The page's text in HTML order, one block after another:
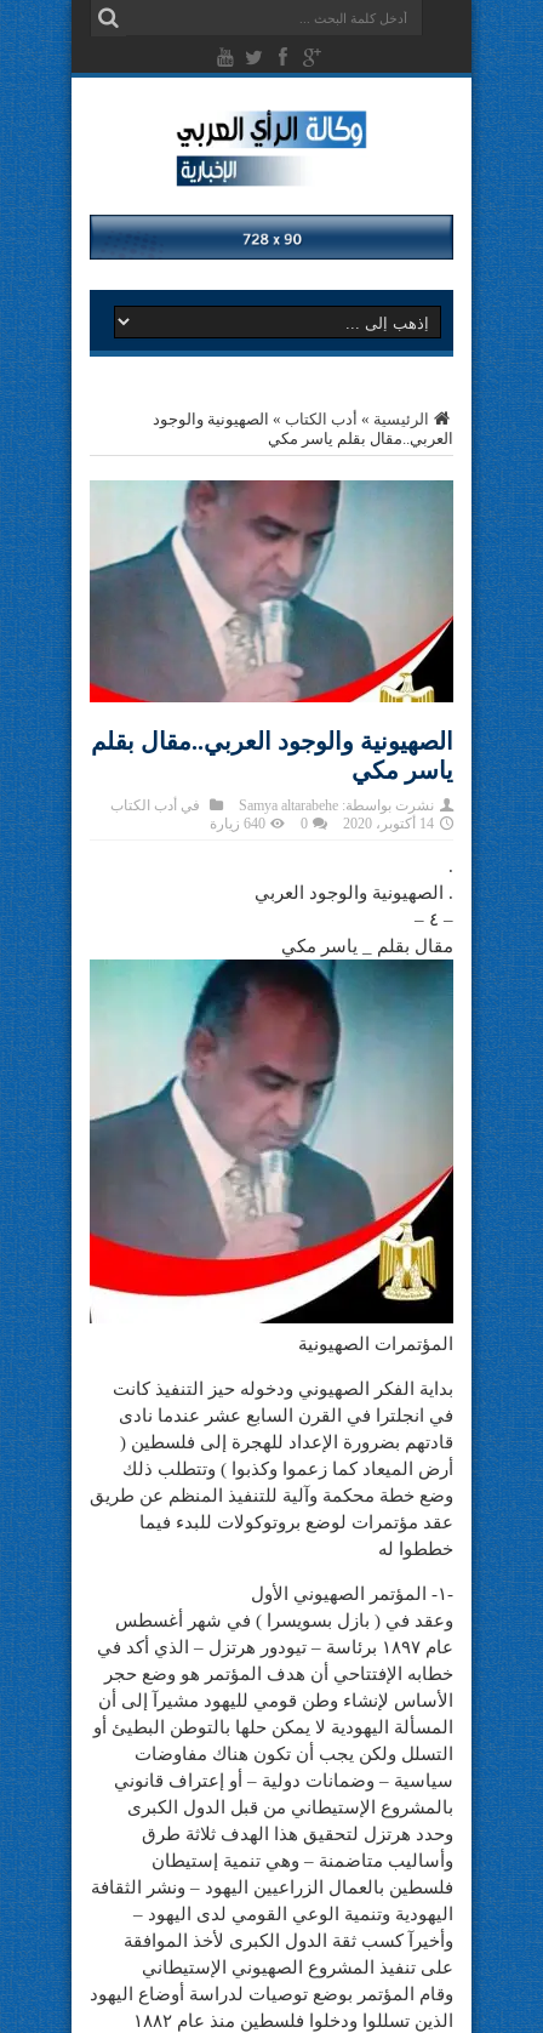
الرئيسية » أدب الكتاب » الصهيونية والوجود
العربي..مقال بقلم ياسر مكي
الصهيونية والوجود العربي..مقال بقلم
ياسر مكي
نشرت بواسطة: Samya altarabehe في أدب الكتاب
14 أكتوبر، 2020
0 640 زيارة
.
. الصهيونية والوجود العربي
– ٤ –
مقال بقلم _ ياسر مكي
المؤتمرات الصهيونية
بداية الفكر الصهيوني ودخوله حيز التنفيذ كانت
في انجلترا في القرن السابع عشر عندما نادى
قادتهم بضرورة الإعداد للهجرة إلى فلسطين (
أرض الميعاد كما زعموا وكذبوا ) وتتطلب ذلك
وضع خطة محكمة وآلية للتنفيذ المنظم عن طريق
عقد مؤتمرات لوضع بروتوكولات للبدء فيما
خططوا له
-١- المؤتمر الصهيوني الأول
وعقد في ( بازل بسويسرا ) في شهر أغسطس
عام ١٨٩٧ برئاسة – تيودور هرتزل – الذي أكد في
خطابه الإفتتاحي أن هدف المؤتمر هو وضع حجر
الأساس لإنشاء وطن قومي لليهود مشيرآ إلى أن
المسألة اليهودية لا يمكن حلها بالتوطن البطيئ أو
التسلل ولكن يجب أن تكون هناك مفاوضات
سياسية – وضمانات دولية – أو إعتراف قانوني
بالمشروع الإستيطاني من قبل الدول الكبرى
وحدد هرتزل لتحقيق هذا الهدف ثلاثة طرق
وأساليب متاضمنة – وهي تنمية إستيطان
فلسطين بالعمال الزراعيين اليهود – ونشر الثقافة
اليهودية وتنمية الوعي القومي لدى اليهود –
وأخيرآ كسب ثقة الدول الكبرى لأخذ الموافقة
على تنفيذ المشروع الصهيوني الإستيطاني
وقام المؤتمر بوضع توصيات لدراسة أوضاع اليهود
الذين تسللوا ودخلوا فلسطين منذ عام ١٨٨٢